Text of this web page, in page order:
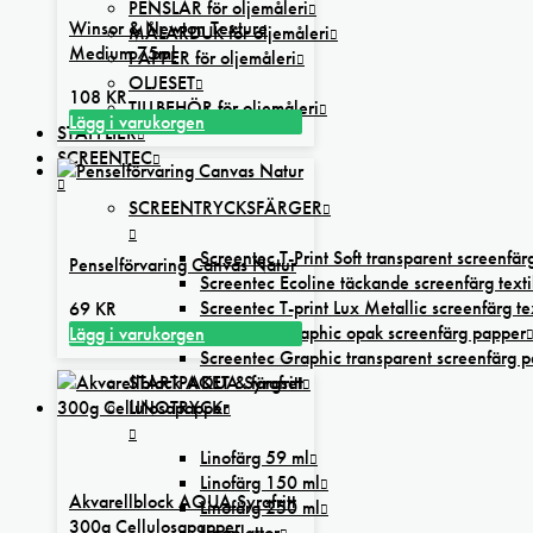
PENSLAR för oljemåleri
MÅLARDUK för oljemåleri
PAPPER för oljemåleri
OLJESET
TILLBEHÖR för oljemåleri
STAFFLIER
SCREENTEC
SCREENTRYCKSFÄRGER
Screentec T-Print Soft transparent
Screentec Ecoline täckande screenfärg
Screentec T-print Lux Metallic screenfärg
Screentec Graphic opak screenfärg papper
Screentec Graphic transparent screenfärg
STARTPAKET & färgset
LINOTRYCK
Linofärg 59 ml
Linofärg 150 ml
Linofärg 250 ml
Winsor & Newton Texture
Medium 75ml
108 KR
Lägg i varukorgen
Penselförvaring Canvas Natur
69 KR
Lägg i varukorgen
Akvarellblock AQUA Syrafritt
300g Cellulosapapper